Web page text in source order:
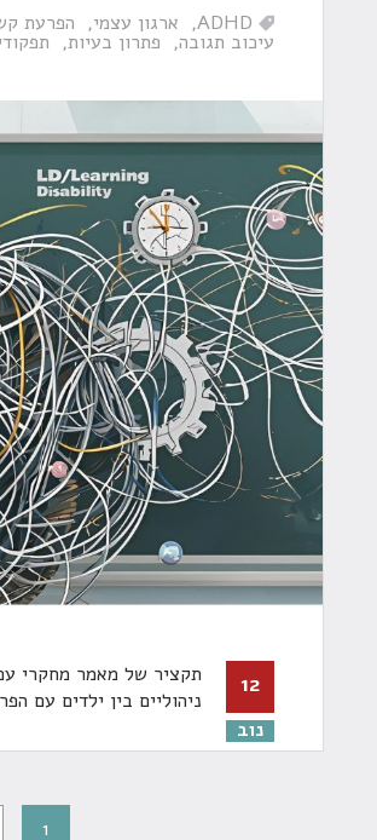
ADHD ארגון עצמי הפרעת
עיכוב תגובה פתרון בעיות
12
נוב
תקציר של מאמר מחקרי
ניהוליים בין ילדים עם
1